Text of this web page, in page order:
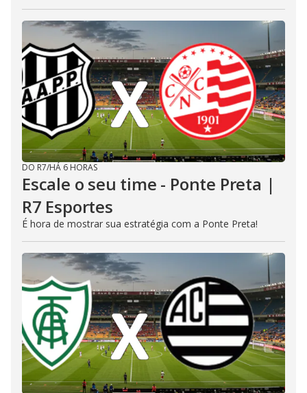
DO R7/HÁ 6 HORAS
Escale o seu time - Ponte Preta |
R7 Esportes
É hora de mostrar sua estratégia com a Ponte Preta!